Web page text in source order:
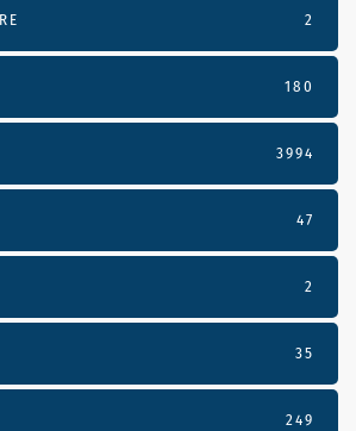
2
180
3994
47
2
35
249